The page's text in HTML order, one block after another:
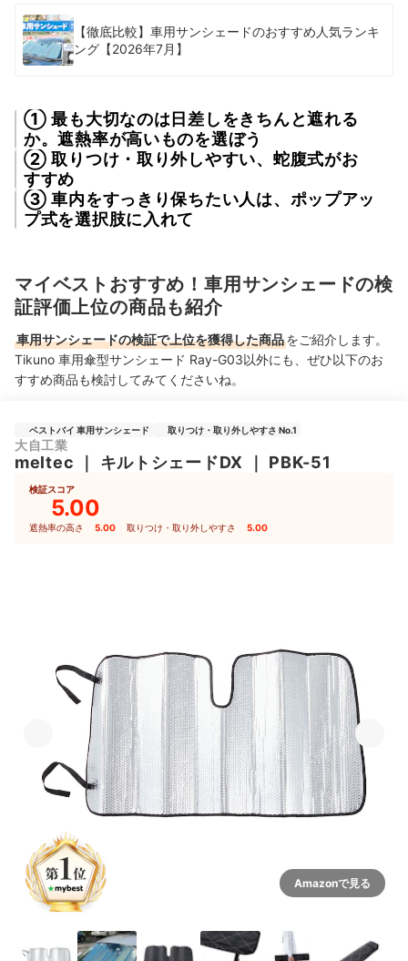
【徹底比較】車用サンシェードのおすすめ人気ランキ
ング【2026年7月】
① 最も大切なのは日差しをきちんと遮れる
か。遮熱率が高いものを選ぼう
② 取りつけ・取り外しやすい、蛇腹式がお
すすめ
③ 車内をすっきり保ちたい人は、ポップアッ
プ式を選択肢に入れて
マイベストおすすめ！車用サンシェードの検
証評価上位の商品も紹介
車用サンシェードの検証で上位を獲得した商品をご紹介します。
Tikuno 車用傘型サンシェード Ray-G03以外にも、ぜひ以下のお
すすめ商品も検討してみてくださいね。
ベストバイ 車用サンシェード 取りつけ・取り外しやすさ No.1
大自工業
meltec ｜ キルトシェードDX ｜ PBK-51
検証スコア
5.00
遮熱率の高さ 5.00 取りつけ・取り外しやすさ 5.00
Amazonで見る